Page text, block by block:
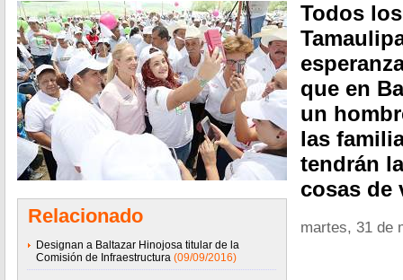
Relacionado
Designan a Baltazar Hinojosa titular de la
Comisión de Infraestructura (09/09/2016)
Todos
que en
un
las
tendrán
cosas de
martes, 31 de